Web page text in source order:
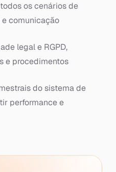
os cenários de
comunicação
legal e RGPD,
e procedimentos
do sistema de
performance e